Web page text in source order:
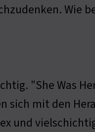
Wie
"She Was
sich mit den
und